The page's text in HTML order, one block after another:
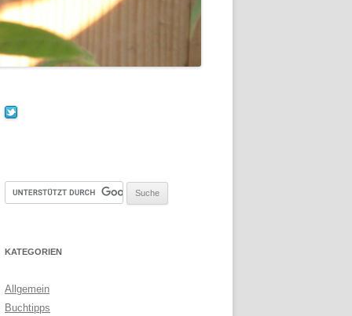
KATEGORIEN
Allgemein
Buchtipps